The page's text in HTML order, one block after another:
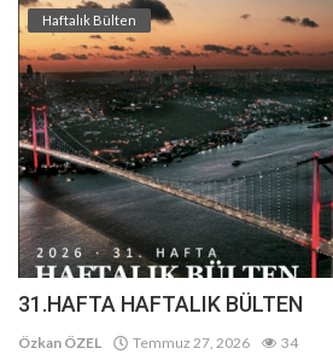
Haftalık Bülten
31.HAFTA HAFTALIK BÜLTEN
Özkan ÖZEL Temmuz 27, 2026 34